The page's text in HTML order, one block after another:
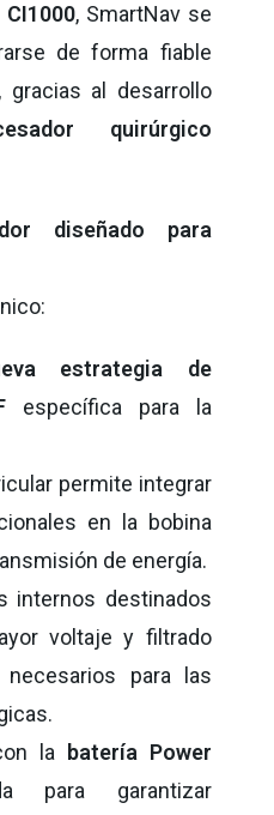
, SmartNav se
de forma fiable
al desarrollo
quirúrgico
diseñado para
estrategia de
específica para la
permite integrar
en la bobina
de energía.
internos destinados
voltaje y filtrado
necesarios para las
la
batería Power
para garantizar